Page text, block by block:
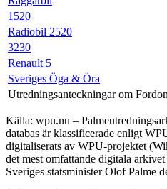
1520
Radiobil 2520
3230
Renault 5
Sveriges Öga & Öra
Utredningsanteckningar om
Källa: wpu.nu –
databas är klassificerade enligt
digitaliserats av WPU-projektet
det mest omfattande digitala
Sveriges statsminister Olof Palme